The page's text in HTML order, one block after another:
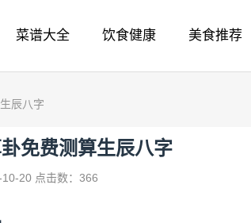
菜谱大全 饮食健康 美食推荐
辰八字
免费测算生辰八字
10-20 点击数：366